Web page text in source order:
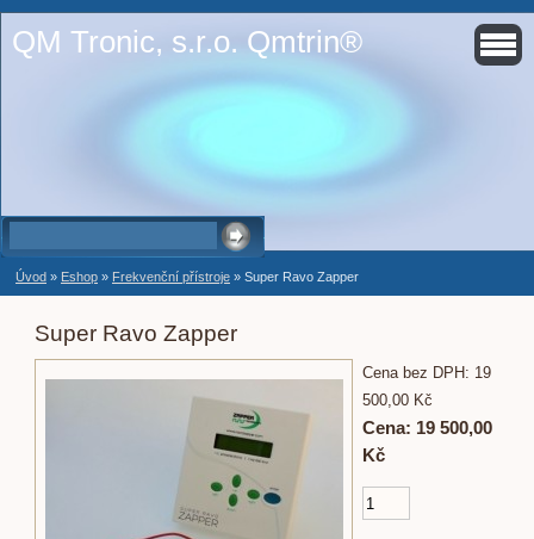
QM Tronic, s.r.o. Qmtrin®
Úvod » Eshop » Frekvenční přístroje » Super Ravo Zapper
Super Ravo Zapper
Cena bez DPH: 19
500,00 Kč
Cena: 19 500,00
Kč